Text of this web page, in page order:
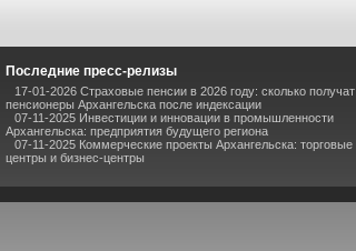
Последние пресс-релизы
17-01-2026 Страховые пенсии в 2026 году: сколько получат
пенсионеры Архангельска после индексации
07-11-2025 Инвестиции и инновации в промышленности
Архангельска: предприятия будущего региона
07-11-2025 Коммерческие проекты Архангельска: торговые
центры и бизнес-центры